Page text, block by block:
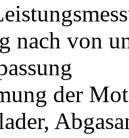
nach von
der